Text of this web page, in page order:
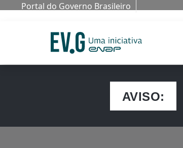
Portal do Governo Brasileiro
AVISO: